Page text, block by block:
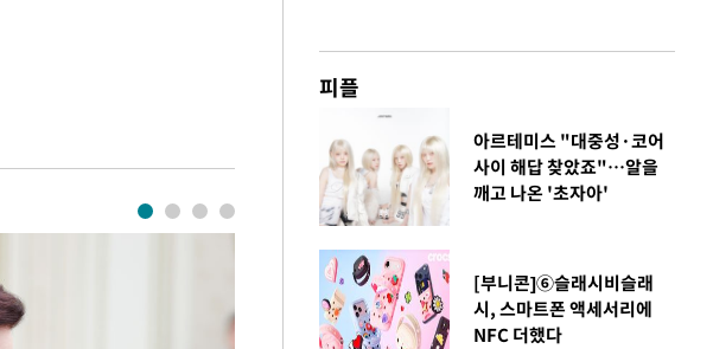
피플
아르테미스 "대중성·코어
사이 해답 찾았죠"…알을
깨고 나온 '초자아'
[부니콘]⑥슬래시비슬래
시, 스마트폰 액세서리에
NFC 더했다